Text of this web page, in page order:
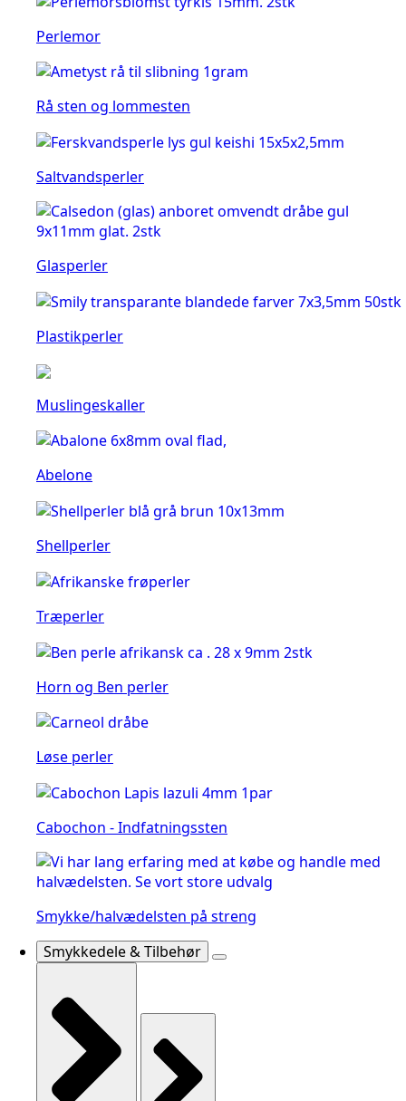
Perlemor
Rå sten og lommesten
Saltvandsperler
Glasperler
Plastikperler
Muslingeskaller
Abelone
Shellperler
Træperler
Horn og Ben perler
Løse perler
Cabochon - Indfatningssten
Smykke/halvædelsten på streng
Smykkedele & Tilbehør